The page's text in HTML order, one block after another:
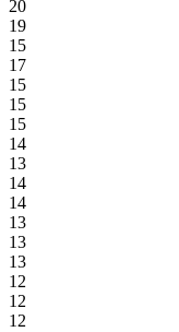
20
19
15
17
15
15
15
14
13
14
14
13
13
13
12
12
12